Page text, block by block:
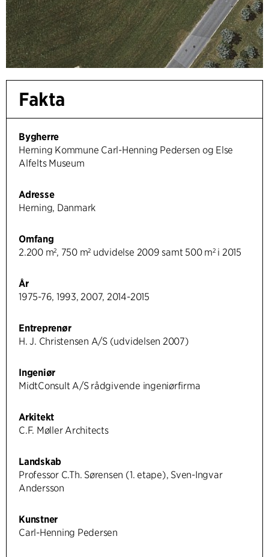
Fakta
Bygherre
Herning Kommune Carl-Henning Pedersen og Else
Alfelts Museum
Adresse
Herning, Danmark
Omfang
2.200 m², 750 m² udvidelse 2009 samt 500 m² i 2015
År
1975-76, 1993, 2007, 2014-2015
Entreprenør
H. J. Christensen A/S (udvidelsen 2007)
Ingeniør
MidtConsult A/S rådgivende ingeniørfirma
Arkitekt
C.F. Møller Architects
Landskab
Professor C.Th. Sørensen (1. etape), Sven-Ingvar
Andersson
Kunstner
Carl-Henning Pedersen